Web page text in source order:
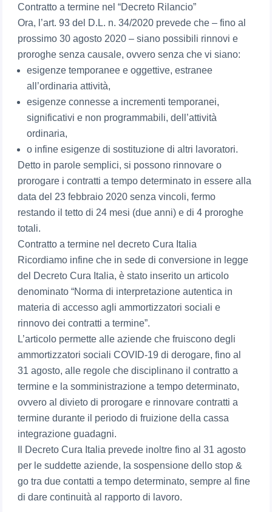
Contratto a termine nel “Decreto Rilancio”
Ora, l’art. 93 del D.L. n. 34/2020 prevede che – fino al
prossimo 30 agosto 2020 – siano possibili rinnovi e
proroghe senza causale, ovvero senza che vi siano:
esigenze temporanee e oggettive, estranee
all’ordinaria attività,
esigenze connesse a incrementi temporanei,
significativi e non programmabili, dell’attività
ordinaria,
o infine esigenze di sostituzione di altri lavoratori.
Detto in parole semplici, si possono rinnovare o
prorogare i contratti a tempo determinato in essere alla
data del 23 febbraio 2020 senza vincoli, fermo
restando il tetto di 24 mesi (due anni) e di 4 proroghe
totali.
Contratto a termine nel decreto Cura Italia
Ricordiamo infine che in sede di conversione in legge
del Decreto Cura Italia, è stato inserito un articolo
denominato “Norma di interpretazione autentica in
materia di accesso agli ammortizzatori sociali e
rinnovo dei contratti a termine”.
L’articolo permette alle aziende che fruiscono degli
ammortizzatori sociali COVID-19 di derogare, fino al
31 agosto, alle regole che disciplinano il contratto a
termine e la somministrazione a tempo determinato,
ovvero al divieto di prorogare e rinnovare contratti a
termine durante il periodo di fruizione della cassa
integrazione guadagni.
Il Decreto Cura Italia prevede inoltre fino al 31 agosto
per le suddette aziende, la sospensione dello stop &
go tra due contatti a tempo determinato, sempre al fine
di dare continuità al rapporto di lavoro.